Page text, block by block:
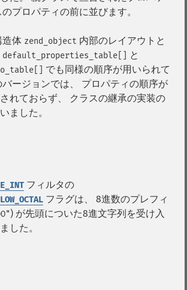
プロパティの前に並びます。
造体 zend_object 内部のレイアウトと
default_properties_table[] と
でも同様の順序が用いられて
ージョンでは、 プロパティの順序が
れておらず、 クラスの継承の実装の
ました。
フィルタの
フラグは、 8進数のプレフィ
) が先頭についた8進文字列を受け入
した。